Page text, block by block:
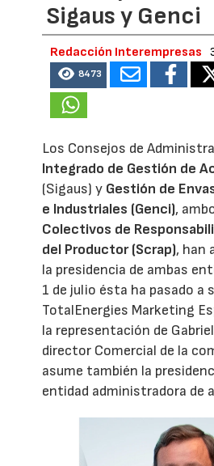
Sigaus y Genci
Redacción Interempresas
8473
Los Consejos de
Integrado de Gestión de
(Sigaus) y Gestión de
e Industriales (Genci),
Colectivos de
del Productor (Scrap), han
la presidencia de ambas
1 de julio ésta ha pasado a
TotalEnergies Marketing
la representación de
director Comercial de la
asume también la
entidad administradora de